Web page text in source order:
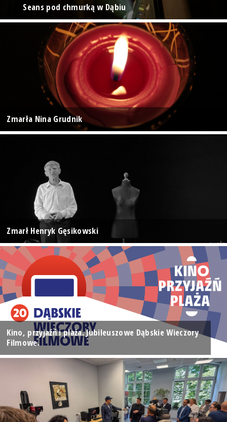
Seans pod chmurką w Dąbiu
Zmarła Nina Grudnik
Zmarł Henryk Gęsikowski
Kino, przyjaźń i plaża. Jubileuszowe Dąbskie Wieczory
Filmowe.